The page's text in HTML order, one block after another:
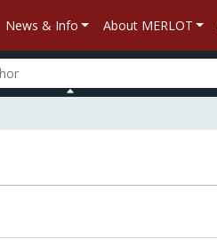
News & Info About MERLOT